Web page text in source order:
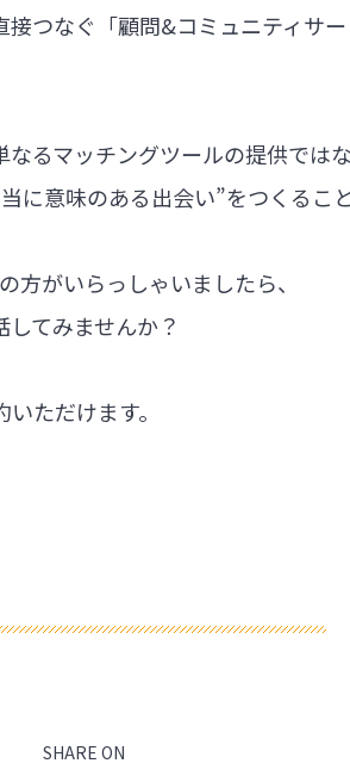
つなぐ「顧問&コミュニティサ
るマッチングツールの提供では
に意味のある出会い”をつくるこ
がいらっしゃいましたら、
てみませんか？
ただけます。
SHARE ON